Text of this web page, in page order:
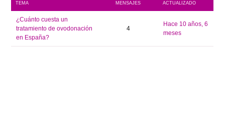
TEMA MENSAJES ACTUALIZADO
¿Cuánto cuesta un
tratamiento de ovodonación
en España?
4
hace 10 años, 6
meses